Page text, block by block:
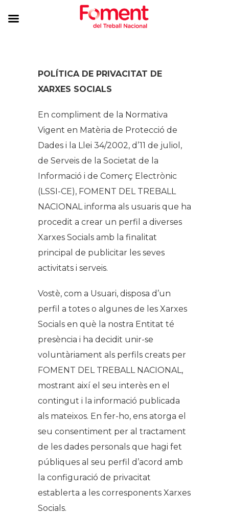
POLÍTICA DE PRIVACITAT DE
XARXES SOCIALS
En compliment de la Normativa
Vigent en Matèria de Protecció de
Dades i la Llei 34/2002, d’11 de juliol,
de Serveis de la Societat de la
Informació i de Comerç Electrònic
(LSSI-CE), FOMENT DEL TREBALL
NACIONAL informa als usuaris que ha
procedit a crear un perfil a diverses
Xarxes Socials amb la finalitat
principal de publicitar les seves
activitats i serveis.
Vostè, com a Usuari, disposa d’un
perfil a totes o algunes de les Xarxes
Socials en què la nostra Entitat té
presència i ha decidit unir-se
voluntàriament als perfils creats per
FOMENT DEL TREBALL NACIONAL,
mostrant així el seu interès en el
contingut i la informació publicada
als mateixos. En fer-ho, ens atorga el
seu consentiment per al tractament
de les dades personals que hagi fet
públiques al seu perfil d’acord amb
la configuració de privacitat
establerta a les corresponents Xarxes
Socials.